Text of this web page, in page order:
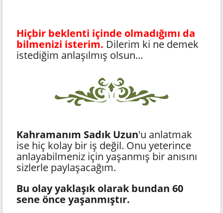
Hiçbir beklenti içinde olmadığımı da
bilmenizi isterim. Dilerim ki ne demek
istediğim anlaşılmış olsun...
Kahramanım Sadık Uzun'u anlatmak
ise hiç kolay bir iş değil. Onu yeterince
anlayabilmeniz için yaşanmış bir anısını
sizlerle paylaşacağım.
Bu olay yaklaşık olarak bundan 60
sene önce yaşanmıştır.